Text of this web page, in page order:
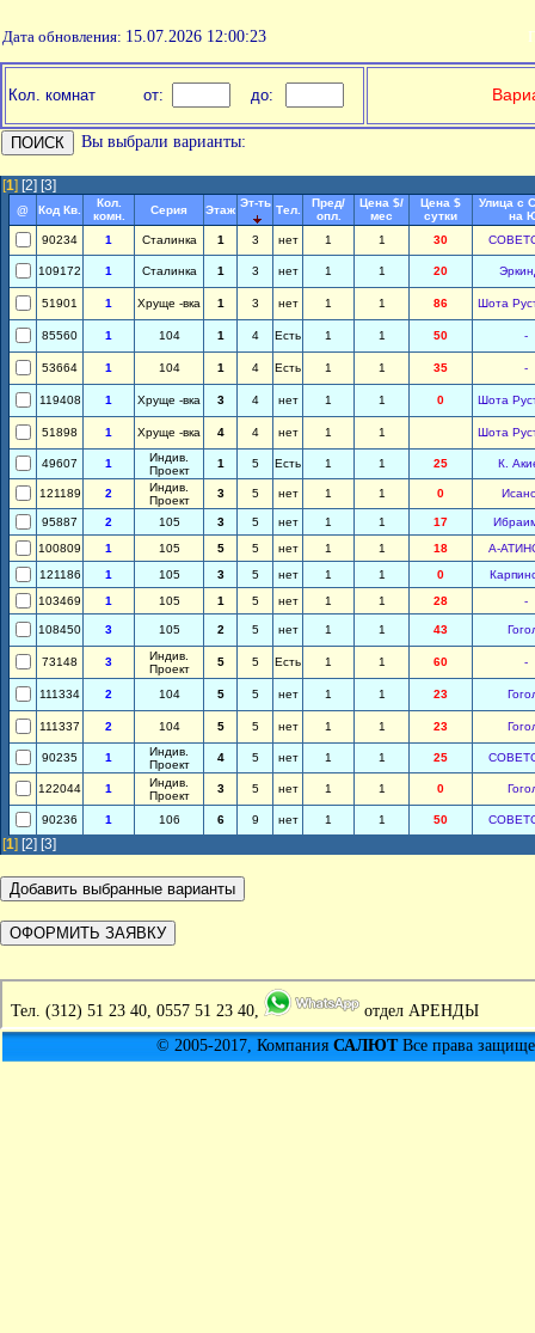
Дата обновления: 15.07.2026 12:00:23
Кол. комнат от: до:
Вы выбрали варианты:
[1] [2] [3]
@ Код Кв.
Кол.
комн.
Серия Этаж
Эт-ть
Тел.
Пред/
опл.
Цена $/
мес
Цена $
сутки
Улица с
на
90234
1 Сталинка 1 3 нет 1 1 30
109172 1 Сталинка 1 3 нет 1 1 20
51901 1 Хруще -вка 1 3 нет 1 1 86 Шота
85560 1 104 1 4 Есть 1 1 50 -
53664 1 104 1 4 Есть 1 1 35 -
119408 1 Хруще -вка 3 4 нет 1 1 0 Шота
51898 1 Хруще -вка 4 4 нет 1 1 Шота
49607 1
Индив.
Проект
1 5 Есть 1 1 25 К.
121189 2
Индив.
Проект
3 5 нет 1 1 0
95887 2 105 3 5 нет 1 1 17
100809
1 105 5 5 нет 1 1 18
А-
121186
1 105 3 5 нет 1 1 0
103469
1 105 1 5 нет 1 1 28 -
108450 3 105 2 5 нет 1 1 43
73148 3
Индив.
Проект
5 5 Есть 1 1 60 -
111334 2 104 5 5 нет 1 1 23
111337 2 104 5 5 нет 1 1 23
90235 1
Индив.
Проект
4 5 нет 1 1 25
122044 1
Индив.
Проект
3 5 нет 1 1 0
90236 1 106 6 9 нет 1 1 50
[1] [2] [3]
Тел. (312) 51 23 40, 0557 51 23 40,
отдел АРЕНДЫ
© 2005-2017, Компания САЛЮТВсе права